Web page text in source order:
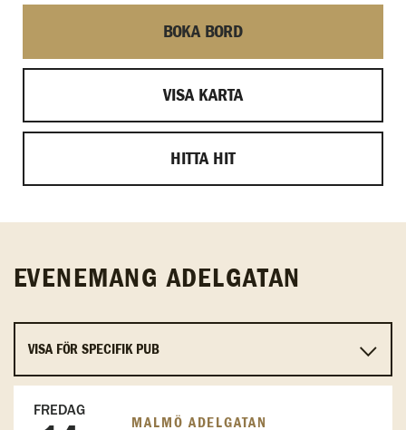
BOKA BORD
VISA KARTA
HITTA HIT
EVENEMANG ADELGATAN
FREDAG
MALMÖ ADELGATAN